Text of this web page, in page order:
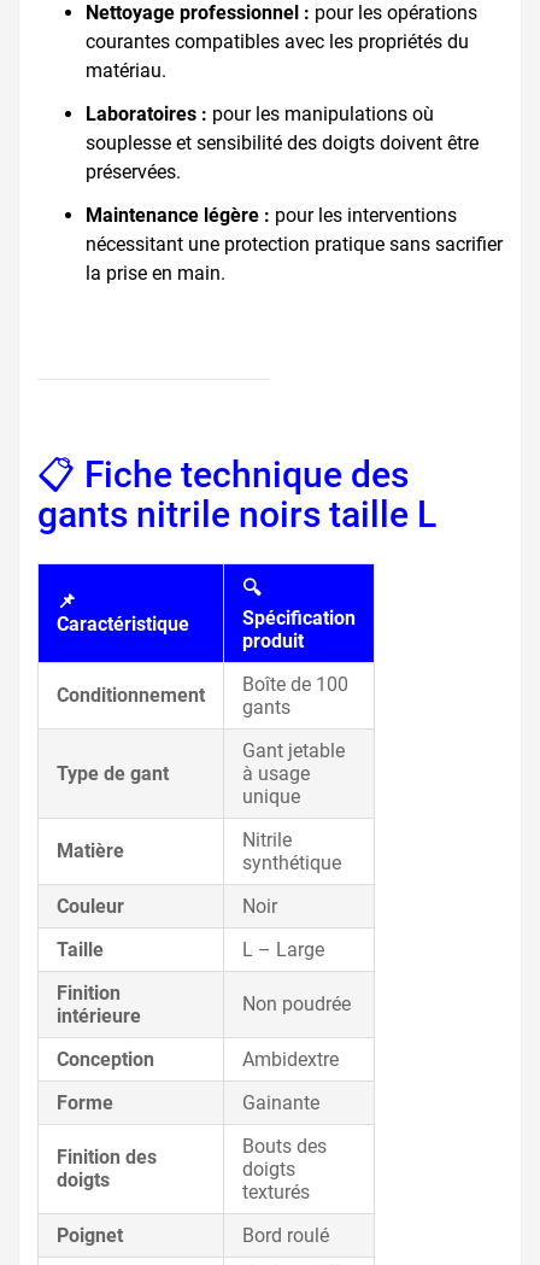
Nettoyage professionnel : pour les opérations
courantes compatibles avec les propriétés du
matériau.
Laboratoires : pour les manipulations où
souplesse et sensibilité des doigts doivent être
préservées.
Maintenance légère : pour les interventions
nécessitant une protection pratique sans sacrifier
la prise en main.
📋 Fiche technique des
gants nitrile noirs taille L
📌
Caractéristique
🔍
Spécification
produit
Conditionnement
Boîte de 100
gants
Type de gant
Gant jetable
à usage
unique
Matière
Nitrile
synthétique
Couleur
Noir
Taille
L – Large
Finition
intérieure
Non poudrée
Conception
Ambidextre
Forme
Gainante
Finition des
doigts
Bouts des
doigts
texturés
Poignet
Bord roulé